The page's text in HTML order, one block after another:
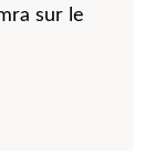
sur le